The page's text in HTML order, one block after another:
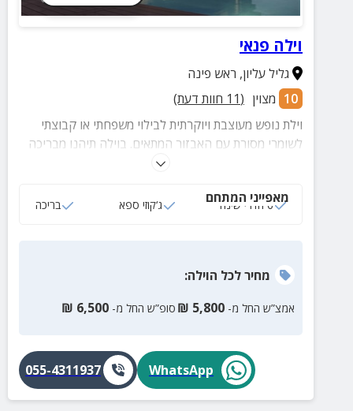
וילה פנאי
גליל עליון, ראש פינה
10 מצוין (
11 חוות דעת)
וילת נופש מעוצבת ויוקרתית לבילוי משפחתי או קבוצתי
לשומרי מסורת עם האבזור המתאים. בוילה תיהנו מבריכה
מרעננת, שני מפלסים ובהם 5 חדרי שינה, מתחם חוץ
מאפייני המתחם
6 חדרי שינה ג‘קוזי ספא בריכה
מחירלכל הוילה:
אמצ”ש החל מ- 5,800
₪ סופ”ש החל מ- 6,500
₪
WhatsApp
055-4311937